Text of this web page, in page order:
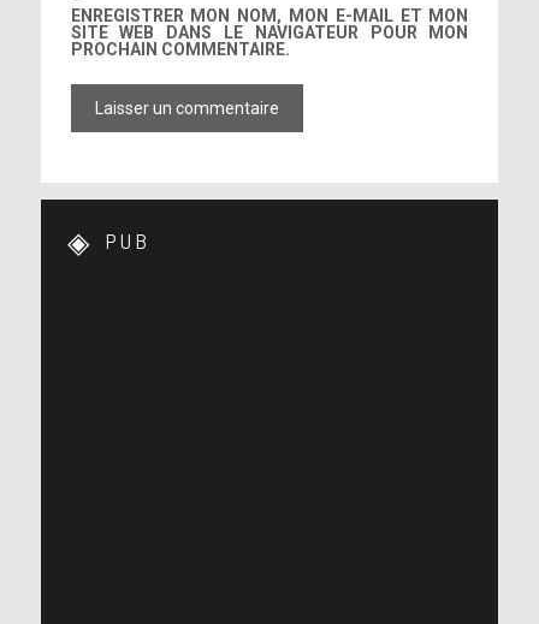
ENREGISTRER MON NOM, MON E-MAIL ET MON
SITE WEB DANS LE NAVIGATEUR POUR MON
PROCHAIN COMMENTAIRE.
PUB